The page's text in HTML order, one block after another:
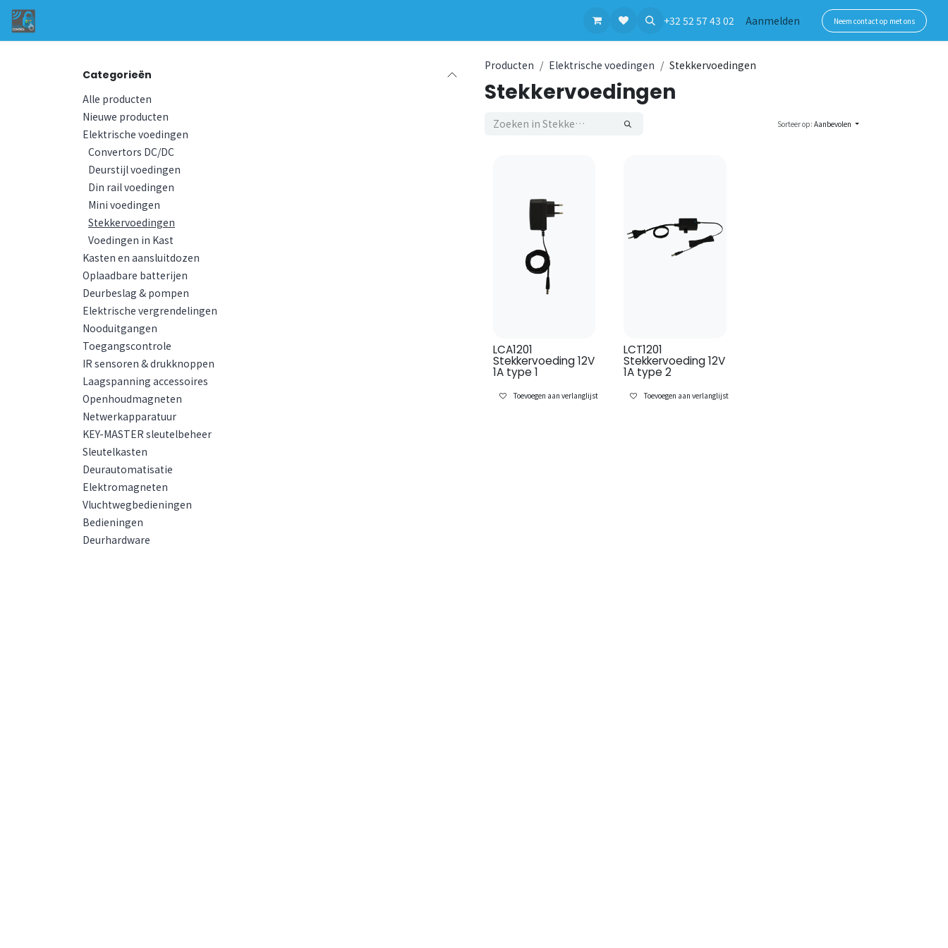
+32 52 57 43 02 Aanmelden Neem contact op met ons
Categorieën
Alle producten
Nieuwe producten
Elektrische voedingen
Convertors DC/DC
Deurstijl voedingen
Din rail voedingen
Mini voedingen
Stekkervoedingen
Voedingen in Kast
Kasten en aansluitdozen
Oplaadbare batterijen
Deurbeslag & pompen
Elektrische vergrendelingen
Nooduitgangen
Toegangscontrole
IR sensoren & drukknoppen
Laagspanning accessoires
Openhoudmagneten
Netwerkapparatuur
KEY-MASTER sleutelbeheer
Sleutelkasten
Deurautomatisatie
Elektromagneten
Vluchtwegbedieningen
Bedieningen
Deurhardware
Producten Elektrische voedingen Stekkervoedingen
Stekkervoedingen
Sorteer op: Aanbevolen
LCA1201
Stekkervoeding 12V
1A type 1
Toevoegen aan verlanglijst
LCT1201
Stekkervoeding 12V
1A type 2
Toevoegen aan verlanglijst